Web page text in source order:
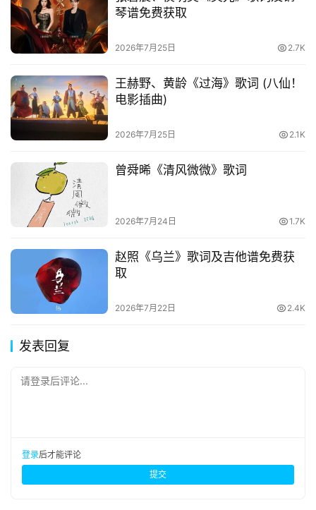
琴谱免费获取
2026年7月25日 2.7K
王赫野、黄龄《过海》歌词 (八仙！
电影插曲)
2026年7月25日 2.1K
曾舜晞《清风微微》歌词
2026年7月24日 1.7K
赵照《乌兰》歌词及吉他谱免费获
取
2026年7月22日 2.4K
发表回复
请登录后评论...
登录后才能评论
提交